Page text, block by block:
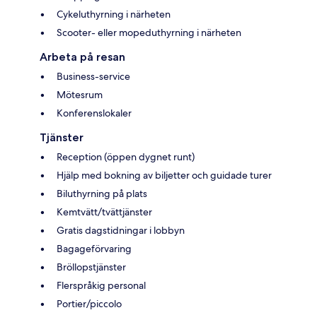
Cykeluthyrning i närheten
Scooter- eller mopeduthyrning i närheten
Arbeta på resan
Business-service
Mötesrum
Konferenslokaler
Tjänster
Reception (öppen dygnet runt)
Hjälp med bokning av biljetter och guidade turer
Biluthyrning på plats
Kemtvätt/tvättjänster
Gratis dagstidningar i lobbyn
Bagageförvaring
Bröllopstjänster
Flerspråkig personal
Portier/piccolo